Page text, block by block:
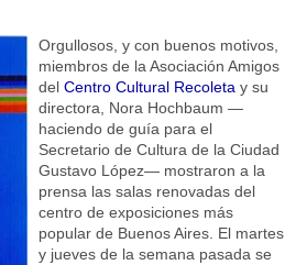
Orgullosos, y con buenos motivos,
miembros de la Asociación Amigos
del Centro Cultural Recoleta y su
directora, Nora Hochbaum —
haciendo de guía para el
Secretario de Cultura de la Ciudad
Gustavo López— mostraron a la
prensa las salas renovadas del
centro de exposiciones más
popular de Buenos Aires. El martes
y jueves de la semana pasada se